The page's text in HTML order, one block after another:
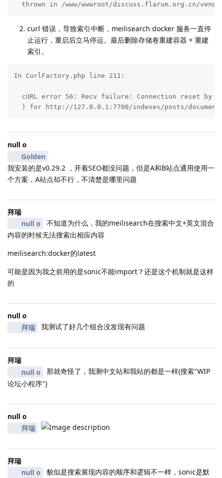
thrown in /www/wwwroot/discuss.flarum.org.cn/
curl 错误，导致索引中断，meilisearch docker 服务一直停
止运行，重启后立马停运。最后删除存储卷重建容器 + 重建
索引。
In CurlFactory.php line 211:
cURL error 56: Recv failure: Connection reset by
) for http://127.0.0.1:7700/
null o
Golden
我安装的是v0.29.2 ，开着SEO都没问题，但是A和B站点通用使用一
个方案，A站点却不行，不清楚是哪里问题
拜瑞
null o
不知道为什么，我的meilisearch在搜索中文+英文混合
内容的时候无法搜索出相应内容
meilisearch:docker的latest
可能是因为我之前用的是sonic不能import？还是这个机制就是这样
的
null o
拜瑞
我测试了好几个组合没发现有问题
拜瑞
null o
那就奇怪了，我测中文站和我站的都是一样(搜索"WIP
论坛小程序")
null o
拜瑞
拜瑞
null o
貌似是搜索展现内容的顺序和逻辑不一样，sonic是默